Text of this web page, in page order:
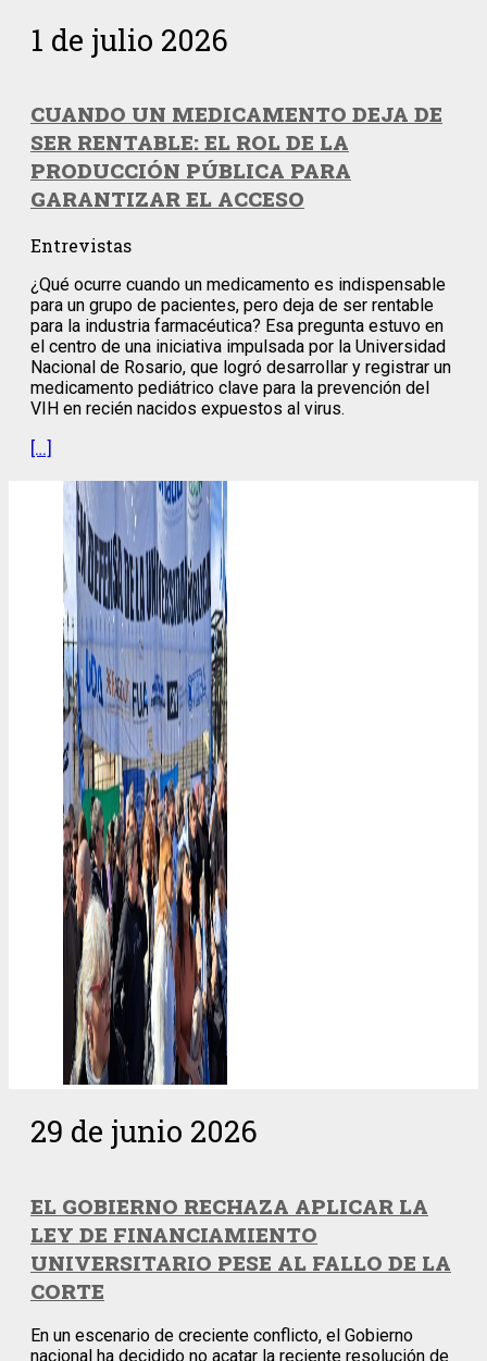
1 de julio 2026
CUANDO UN MEDICAMENTO DEJA DE
SER RENTABLE: EL ROL DE LA
PRODUCCIÓN PÚBLICA PARA
GARANTIZAR EL ACCESO
Entrevistas
¿Qué ocurre cuando un medicamento es indispensable
para un grupo de pacientes, pero deja de ser rentable
para la industria farmacéutica? Esa pregunta estuvo en
el centro de una iniciativa impulsada por la Universidad
Nacional de Rosario, que logró desarrollar y registrar un
medicamento pediátrico clave para la prevención del
VIH en recién nacidos expuestos al virus.
[…]
29 de junio 2026
EL GOBIERNO RECHAZA APLICAR LA
LEY DE FINANCIAMIENTO
UNIVERSITARIO PESE AL FALLO DE LA
CORTE
En un escenario de creciente conflicto, el Gobierno
nacional ha decidido no acatar la reciente resolución de